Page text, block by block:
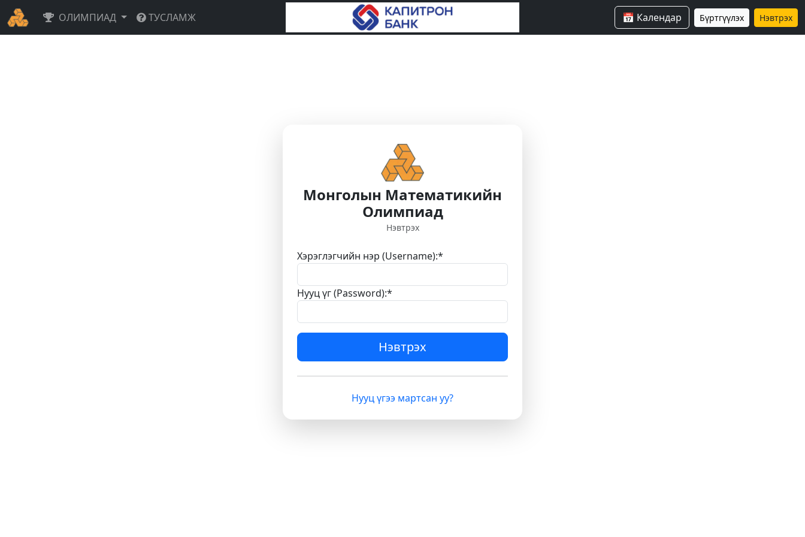
ОЛИМПИАД ТУСЛАМЖ 📅 Календар Бүртгүүлэх Нэвтрэх
Монголын Математикийн
Олимпиад
Нэвтрэх
Хэрэглэгчийн нэр (Username):*
Нууц үг (Password):*
Нэвтрэх
Нууц үгээ мартсан уу?